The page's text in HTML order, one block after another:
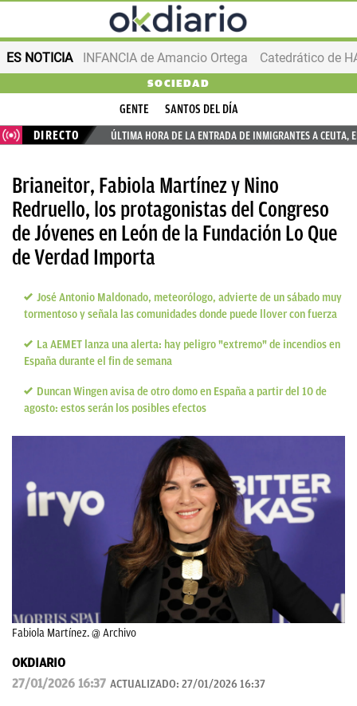
ES NOTICIA INFANCIA de Amancio Ortega
SOCIEDAD
GENTE
SANTOS DEL DÍA
DIRECTO
ÚLTIMA HORA DE LA ENTRADA DE INMIGRANTES A CEUTA,
Brianeitor, Fabiola Martínez y Nino
Redruello, los protagonistas del Congreso
de Jóvenes en León de la Fundación Lo Que
de Verdad Importa
José Antonio Maldonado, meteorólogo, advierte de un sábado muy
tormentoso y señala las comunidades donde puede llover con fuerza
La AEMET lanza una alerta: hay peligro "extremo" de incendios en
España durante el fin de semana
Duncan Wingen avisa de otro domo en España a partir del 10 de
agosto: estos serán los posibles efectos
Fabiola Martínez. @ Archivo
OKDIARIO
27/01/2026 16:37 ACTUALIZADO: 27/01/2026 16:37